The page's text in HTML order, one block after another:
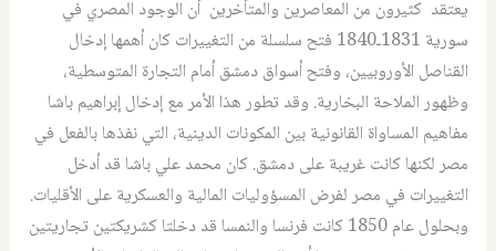
يعتقد كثيرون من المعاصرين والمتأخرين أن الوجود المصري في
سورية 1831ـ1840 فتح سلسلة من التغييرات كان أهمها إدخال
القناصل الأوروبيين، وفتح أسواق دمشق أمام التجارة المتوسطية،
وظهور الملاحة البخارية. وقد تطور هذا الأمر مع إدخال إبراهيم باشا
مفاهيم المساواة القانونية بين المكونات الدينية، التي نفذها بالفعل في
مصر لكنها كانت غريبة على دمشق. كان محمد علي باشا قد أدخل
التغييرات في مصر لفرض المسؤوليات المالية والعسكرية على الأقليات.
وبحلول عام 1850 كانت فرنسا والنمسا قد دخلتا كشريكتين تجاريتين